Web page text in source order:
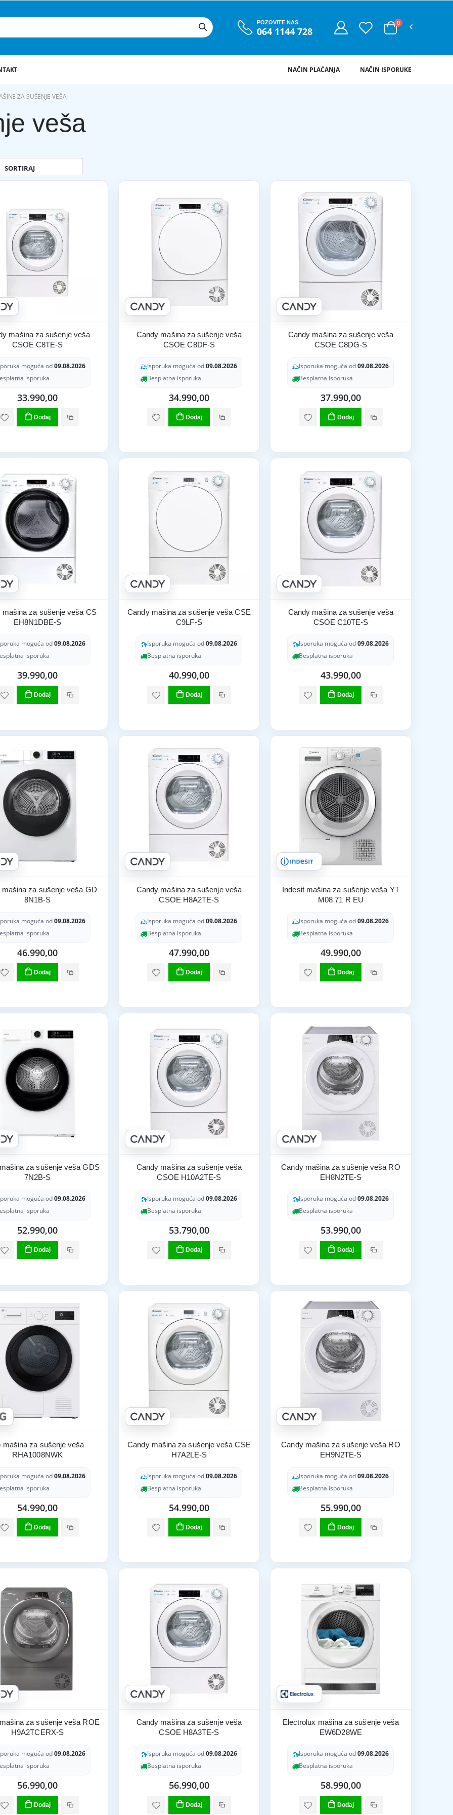
POZOVITE NAS
064 1144 728
0
NAČIN ISPORUKE
NAČIN PLAĆANJA
ZA SUŠENJE VEŠA
veša
mašina za sušenje veša
CSOE C8TE-S
moguća od09.08.2026
isporuka
33.990,00
Dodaj
Candy mašina za sušenje veša
CSOE C8DF-S
Isporuka moguća od09.08.2026
Besplatna isporuka
34.990,00
Dodaj
Candy mašina za sušenje veša
CSOE C8DG-S
Isporuka moguća od09.08.2026
Besplatna isporuka
37.990,00
Dodaj
mašina za sušenje veša CS
EH8N1DBE-S
moguća od09.08.2026
isporuka
39.990,00
Dodaj
Candy mašina za sušenje veša CSE
C9LF-S
Isporuka moguća od09.08.2026
Besplatna isporuka
40.990,00
Dodaj
Candy mašina za sušenje veša
CSOE C10TE-S
Isporuka moguća od09.08.2026
Besplatna isporuka
43.990,00
Dodaj
mašina za sušenje veša GD
8N1B-S
moguća od09.08.2026
isporuka
46.990,00
Dodaj
Candy mašina za sušenje veša
CSOE H8A2TE-S
Isporuka moguća od09.08.2026
Besplatna isporuka
47.990,00
Dodaj
Indesit mašina za sušenje veša YT
M08 71 R EU
Isporuka moguća od09.08.2026
Besplatna isporuka
49.990,00
Dodaj
za sušenje veša GDS
7N2B-S
moguća od09.08.2026
isporuka
52.990,00
Dodaj
Candy mašina za sušenje veša
CSOE H10A2TE-S
Isporuka moguća od09.08.2026
Besplatna isporuka
53.790,00
Dodaj
Candy mašina za sušenje veša RO
EH8N2TE-S
Isporuka moguća od09.08.2026
Besplatna isporuka
53.990,00
Dodaj
mašina za sušenje veša
RHA1008NWK
moguća od09.08.2026
isporuka
54.990,00
Dodaj
Candy mašina za sušenje veša CSE
H7A2LE-S
Isporuka moguća od09.08.2026
Besplatna isporuka
54.990,00
Dodaj
Candy mašina za sušenje veša RO
EH9N2TE-S
Isporuka moguća od09.08.2026
Besplatna isporuka
55.990,00
Dodaj
za sušenje veša ROE
H9A2TCERX-S
moguća od09.08.2026
isporuka
56.990,00
Dodaj
Candy mašina za sušenje veša
CSOE H8A3TE-S
Isporuka moguća od09.08.2026
Besplatna isporuka
56.990,00
Dodaj
Electrolux mašina za sušenje veša
EW6D28WE
Isporuka moguća od09.08.2026
Besplatna isporuka
58.990,00
Dodaj